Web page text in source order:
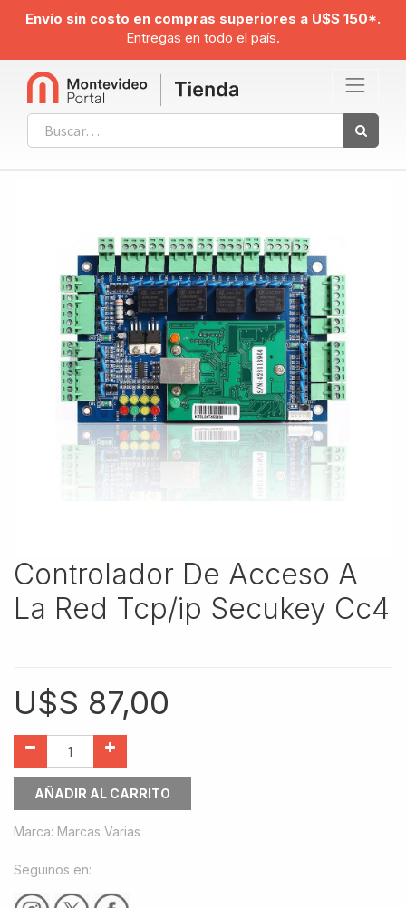
Envío sin costo en compras superiores a U$S 150*.
Entregas en todo el país.
Controlador De Acceso A
La Red Tcp/ip Secukey Cc4
U$S 87,00
AÑADIR AL CARRITO
Marca: Marcas Varias
Seguinos en: